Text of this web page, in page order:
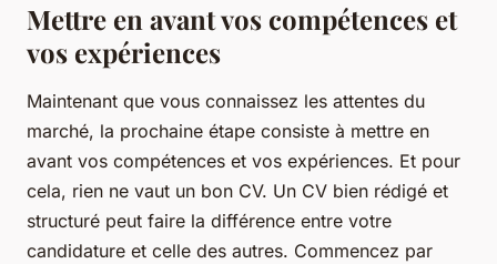
Mettre en avant vos compétences et
vos expériences
Maintenant que vous connaissez les attentes du
marché, la prochaine étape consiste à mettre en
avant vos compétences et vos expériences. Et pour
cela, rien ne vaut un bon CV. Un CV bien rédigé et
structuré peut faire la différence entre votre
candidature et celle des autres. Commencez par